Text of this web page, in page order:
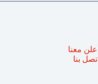
أعلن معنا
اتصل بنا